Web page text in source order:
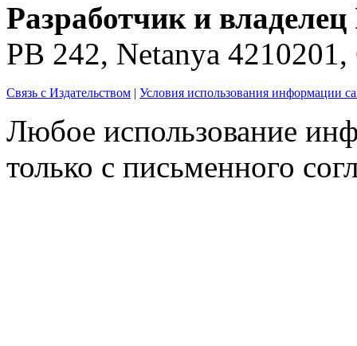
Разработчик и
PB 242, Netanya
Связь с Издательством Условия использования информации
Любое использование
только с письменного